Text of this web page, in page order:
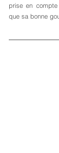
prise en
que sa bonne